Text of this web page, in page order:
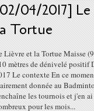
04/2017]
Tortue
Lièvre et la Tortue Maisse
mètres de dénivelé positif
Le contexte En ce
donnée au
les tournois et j'en
pour les mois...